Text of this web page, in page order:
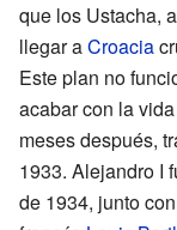
que los Ustacha,
llegar aCroacia
Este plan no
acabar con la
meses después,
1933. Alejandro I
de 1934, junto